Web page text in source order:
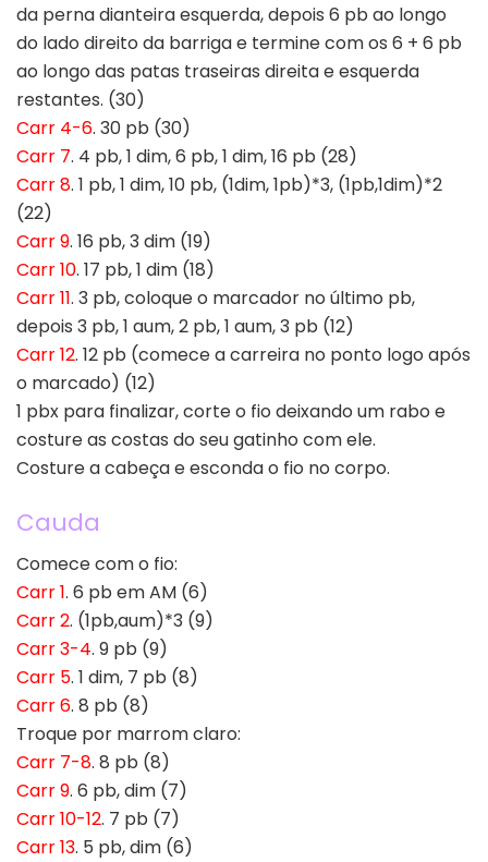
da perna dianteira esquerda, depois 6 pb ao longo
do lado direito da barriga e termine com os 6 + 6 pb
ao longo das patas traseiras direita e esquerda
restantes. (30)
Carr 4-6. 30 pb (30)
Carr 7. 4 pb, 1 dim, 6 pb, 1 dim, 16 pb (28)
Carr 8. 1 pb, 1 dim, 10 pb, (1dim, 1pb)*3, (1pb,1dim)*2
(22)
Carr 9. 16 pb, 3 dim (19)
Carr 10. 17 pb, 1 dim (18)
Carr 11. 3 pb, coloque o marcador no último pb,
depois 3 pb, 1 aum, 2 pb, 1 aum, 3 pb (12)
Carr 12. 12 pb (comece a carreira no ponto logo após
o marcado) (12)
1 pbx para finalizar, corte o fio deixando um rabo e
costure as costas do seu gatinho com ele.
Costure a cabeça e esconda o fio no corpo.
Cauda
Comece com o fio:
Carr 1. 6 pb em AM (6)
Carr 2. (1pb,aum)*3 (9)
Carr 3-4. 9 pb (9)
Carr 5. 1 dim, 7 pb (8)
Carr 6. 8 pb (8)
Troque por marrom claro:
Carr 7-8. 8 pb (8)
Carr 9. 6 pb, dim (7)
Carr 10-12. 7 pb (7)
Carr 13. 5 pb, dim (6)